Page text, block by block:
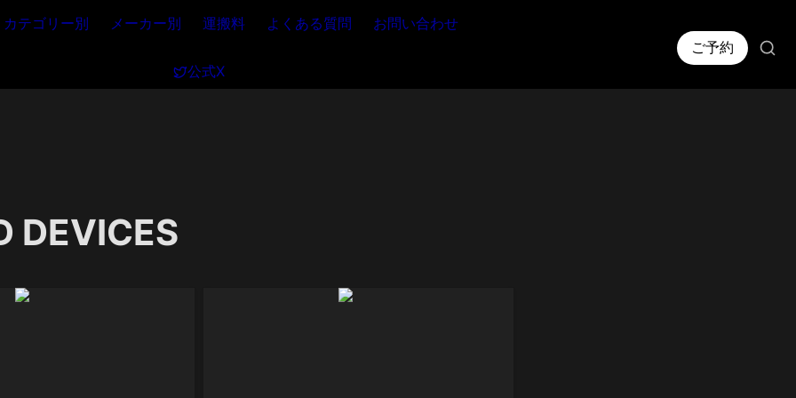
カテゴリー別 メーカー別 運搬料 よくある質問 お問い合わせ
公式X
ご予約
DEVICES
788T 970